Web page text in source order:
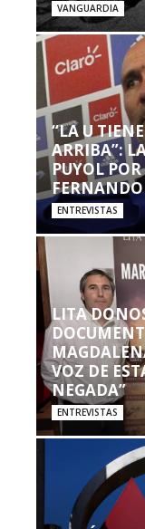
VANGUARDIA
“LA U
ARRIBA”:
PUYOL
ENTREVISTAS
LITA
VOZ DE
NEGADA”
ENTREVISTAS